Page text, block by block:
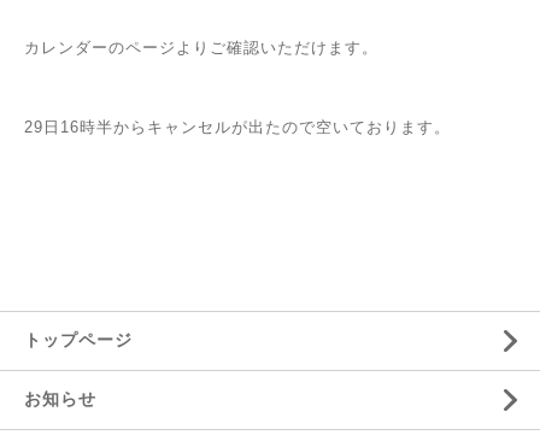
カレンダーのページよりご確認いただけます。
29日16時半からキャンセルが出たので空いております。
トップページ
お知らせ